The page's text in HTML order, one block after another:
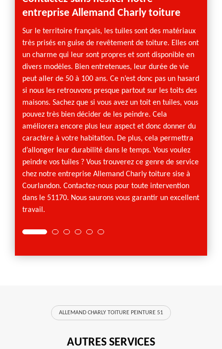
entreprise Allemand Charly toiture
Sur le territoire français, les tuiles sont des matériaux
très prisés en guise de revêtement de toiture. Elles ont
un charme qui leur sont propres et sont disponible en
divers modèles. Bien entretenues, leur durée de vie
peut aller de 50 à 100 ans. Ce n’est donc pas un hasard
si nous les retrouvons presque partout sur les toits des
maisons. Sachez que si vous avez un toit en tuiles, vous
pouvez très bien décider de les peindre. Cela
améliorera encore plus leur aspect et donc donner du
caractère à votre habitation. De plus, cela permettra
d’allonger leur durabilité dans le temps. Vous voulez
peindre vos tuiles ? Vous trouverez ce genre de service
chez notre entreprise Allemand Charly toiture sise à
Courlandon. Contactez-nous pour toute intervention
dans le 51170. Nous saurons vous garantir un excellent
travail.
ALLEMAND CHARLY TOITURE PEINTURE 51
AUTRES SERVICES